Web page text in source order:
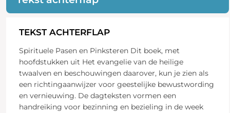
TEKST ACHTERFLAP
Spirituele Pasen en Pinksteren Dit boek, met
hoofdstukken uit Het evangelie van de heilige
twaalven en beschouwingen daarover, kun je zien als
een richtingaanwijzer voor geestelijke bewustwording
en vernieuwing. De dagteksten vormen een
handreiking voor bezinning en bezieling in de week